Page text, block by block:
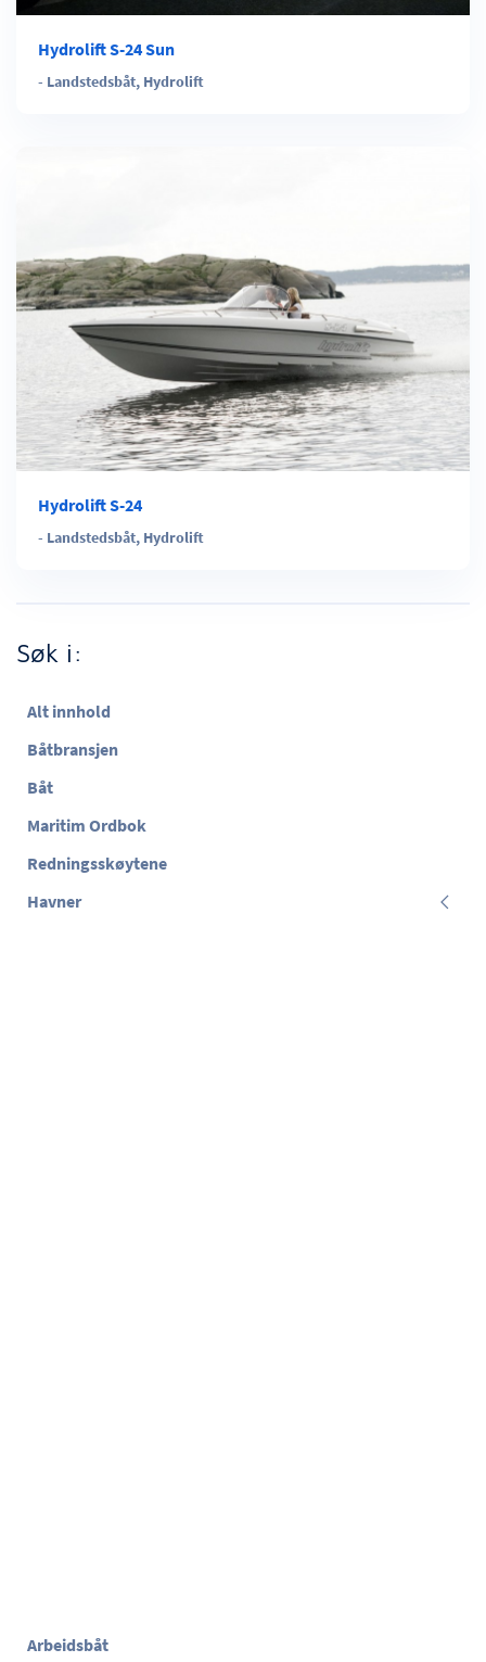
Hydrolift S-24 Sun
- Landstedsbåt, Hydrolift
Hydrolift S-24
- Landstedsbåt, Hydrolift
Søk i:
Alt innhold
Båtbransjen
Båt
Maritim Ordbok
Redningsskøytene
Havner
Arbeidsbåt